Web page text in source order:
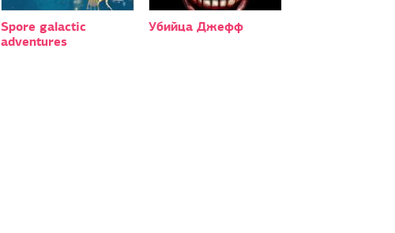
Spore galactic
adventures
Убийца Джефф